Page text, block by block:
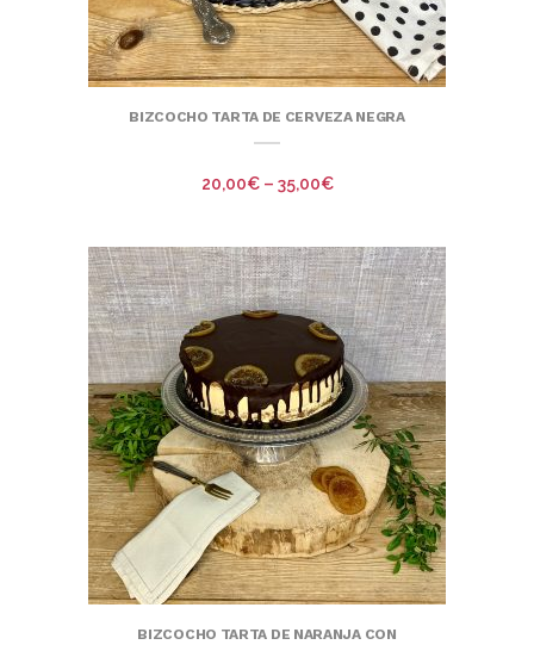
BIZCOCHO TARTA DE CERVEZA NEGRA
20,00€– 35,00€
BIZCOCHO TARTA DE NARANJA CON